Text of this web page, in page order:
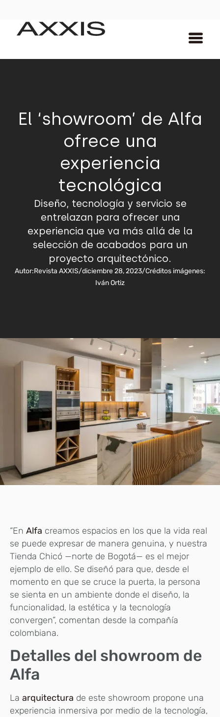
El ‘showroom’ de Alfa
ofrece una
experiencia
tecnológica
Diseño, tecnología y servicio se
entrelazan para ofrecer una
experiencia que va más allá de la
selección de acabados para un
proyecto arquitectónico.
Autor:Revista AXXIS/diciembre 28, 2023/Créditos imágenes:
Iván Ortiz
“En Alfa creamos espacios en los que la vida real
se puede expresar de manera genuina, y nuestra
Tienda Chicó —norte de Bogotá— es el mejor
ejemplo de ello. Se diseñó para que, desde el
momento en que se cruce la puerta, la persona
se sienta en un ambiente donde el diseño, la
funcionalidad, la estética y la tecnología
convergen”, comentan desde la compañía
colombiana.
Detalles del showroom de
Alfa
La arquitectura de este showroom propone una
experiencia inmersiva por medio de la tecnología,